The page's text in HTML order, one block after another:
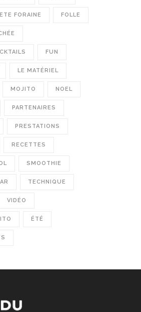
FORAINE FOLLE
FUN
LE MATÉRIEL
MOJITO NOEL
PARTENAIRES
PRESTATIONS
RECETTES
SMOOTHIE
TECHNIQUE
VIDÉO
ÉTÉ